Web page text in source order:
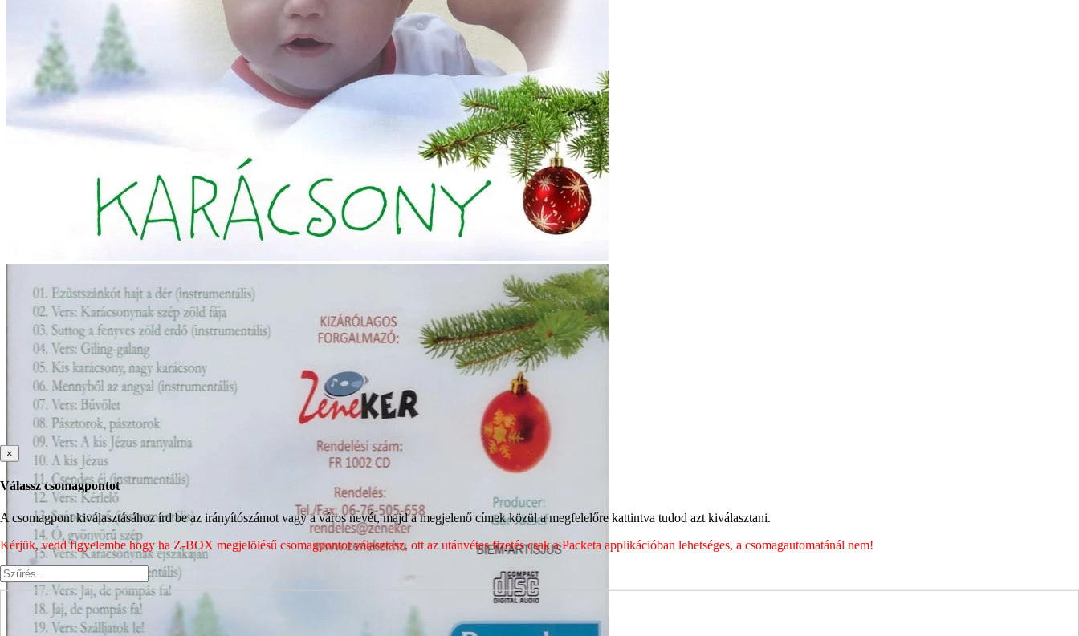
×
Válassz csomagpontot
A csomagpont kiválasztásához írd be az irányítószámot vagy a város nevét, majd a megjelenő címek közül a megfelelőre kattintva tudod azt kiválasztani.
Kérjük, vedd figyelembe hogy ha Z-BOX megjelölésű csomagpontot választasz, ott az utánvétes fizetés csak a Packeta applikációban lehetséges, a csomagautomatánál nem!